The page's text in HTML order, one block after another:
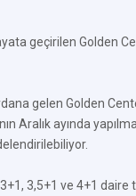
geçirilen Golden
gelen Golden
Aralık ayında
3,5+1 ve 4+1